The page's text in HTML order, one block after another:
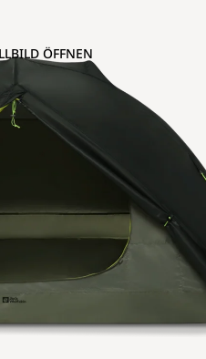
ÖFFNEN